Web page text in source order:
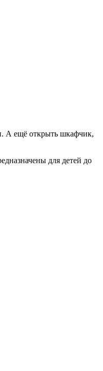
А ещё открыть шкафчик,
для детей до